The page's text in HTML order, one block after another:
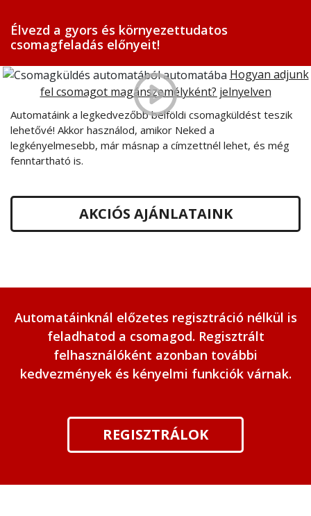
Élvezd a gyors és környezettudatos
csomagfeladás előnyeit!
Hogyan adjunk
fel csomagot magánszemélyként? jelnyelven
Automatáink a legkedvezőbb belföldi csomagküldést teszik
lehetővé! Akkor használod, amikor Neked a
legkényelmesebb, már másnap a címzettnél lehet, és még
fenntartható is.
AKCIÓS AJÁNLATAINK
Automatáinknál előzetes regisztráció nélkül is
feladhatod a csomagod. Regisztrált
felhasználóként azonban további
kedvezmények és kényelmi funkciók várnak.
REGISZTRÁLOK